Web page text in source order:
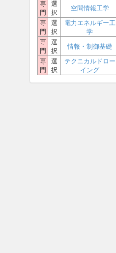
専
門
選
択
空間情報工学
専
門
選
択
電力エネルギー工
学
専
門
選
択
情報・制御基礎
専
門
選
択
テクニカルドロー
イング